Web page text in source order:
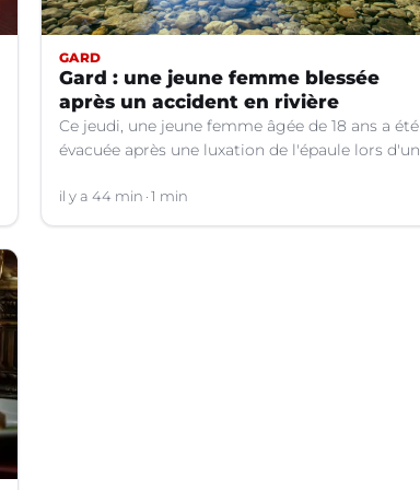
GARD
Gard : une jeune femme blessée
après un accident en rivière
Ce jeudi, une jeune femme âgée de 18 ans a été
évacuée après une luxation de l'épaule lors d'un
Valborgne (Gard).
il y a 44 min 1 min